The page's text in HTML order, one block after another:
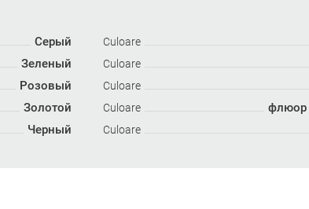
Серый Culoare
Зеленый Culoare
Розовый Culoare
Золотой Culoare флюор
Черный Culoare